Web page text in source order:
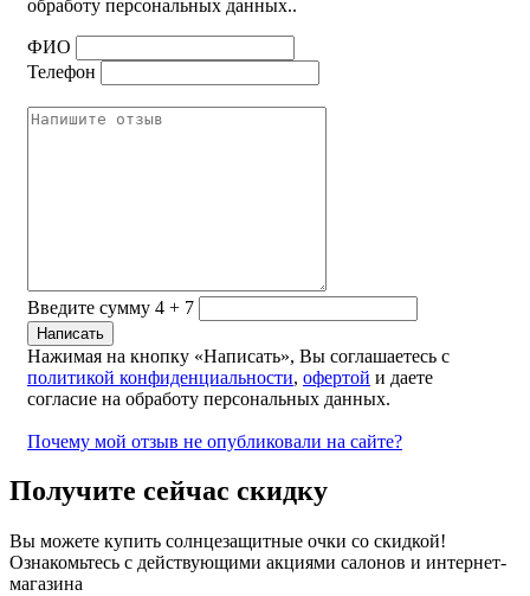
обработу персональных данных..
ФИО
Телефон
Введите сумму 4 + 7
Нажимая на кнопку «Написать», Вы соглашаетесь с
политикой конфиденциальности, офертой и даете
согласие на обработу персональных данных.
Почему мой отзыв не опубликовали на сайте?
Получите сейчас скидку
Вы можете купить солнцезащитные очки со скидкой!
Ознакомьтесь с действующими акциями салонов и интернет-
магазина